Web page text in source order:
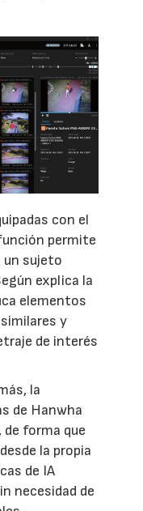
con el
permite
un sujeto
explica la
elementos
y
de interés
la
de Hanwha
forma que
la propia
de IA
necesidad de